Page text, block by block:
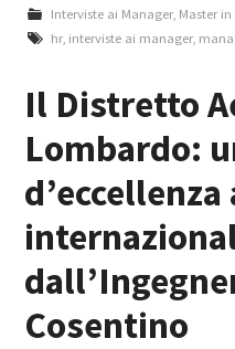
Interviste ai Manager, Master
hr, interviste ai manager,
Il Distretto
Lombardo:
Cosentino